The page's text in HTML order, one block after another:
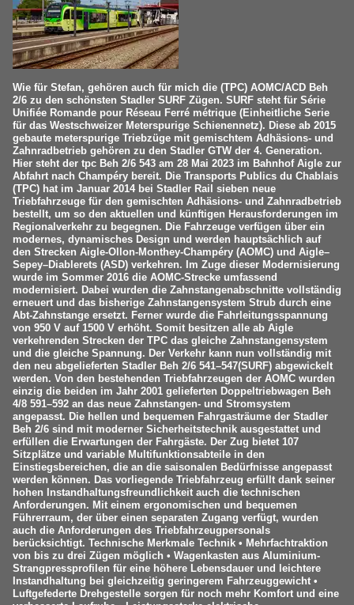
Wie für Stefan, gehören auch für mich die (TPC) AOMC/ACD Beh
2/6 zu den schönsten Stadler SURF Zügen. SURF steht für Série
Unifiée Romande pour Réseau Ferré métrique (Einheitliche Serie
für das Westschweizer Meterspurige Schienennetz). Diese ab 2015
gebaute meterspurige Triebzüge mit gemischtem Adhäsions- und
Zahnradbetrieb gehören zu den Stadler GTW der 4. Generation.
Hier steht der tpc Beh 2/6 543 am 28 Mai 2023 im Bahnhof Aigle zur
Abfahrt nach Champéry bereit. Die Transports Publics du Chablais
(TPC) hat im Januar 2014 bei Stadler Rail sieben neue
Triebfahrzeuge für den gemischten Adhäsions- und Zahnradbetrieb
bestellt, um so den aktuellen und künftigen Herausforderungen im
Regionalverkehr zu begegnen. Die Fahrzeuge verfügen über ein
modernes, dynamisches Design und werden hauptsächlich auf
den Strecken Aigle-Ollon-Monthey-Champéry (AOMC) und Aigle–
Sepey–Diablerets (ASD) verkehren. Im Zuge dieser Modernisierung
wurde im Sommer 2016 die AOMC-Strecke umfassend
modernisiert. Dabei wurden die Zahnstangenabschnitte vollständig
erneuert und das bisherige Zahnstangensystem Strub durch eine
Abt-Zahnstange ersetzt. Ferner wurde die Fahrleitungsspannung
von 950 V auf 1500 V erhöht. Somit besitzen alle ab Aigle
verkehrenden Strecken der TPC das gleiche Zahnstangensystem
und die gleiche Spannung. Der Verkehr kann nun vollständig mit
den neu abgelieferten Stadler Beh 2/6 541–547(SURF) abgewickelt
werden. Von den bestehenden Triebfahrzeugen der AOMC wurden
einzig die beiden im Jahr 2001 gelieferten Doppeltriebwagen Beh
4/8 591–592 an das neue Zahnstangen- und Stromsystem
angepasst. Die hellen und bequemen Fahrgasträume der Stadler
Beh 2/6 sind mit moderner Sicherheitstechnik ausgestattet und
erfüllen die Erwartungen der Fahrgäste. Der Zug bietet 107
Sitzplätze und variable Multifunktionsabteile in den
Einstiegsbereichen, die an die saisonalen Bedürfnisse angepasst
werden können. Das vorliegende Triebfahrzeug erfüllt dank seiner
hohen Instandhaltungsfreundlichkeit auch die technischen
Anforderungen. Mit einem ergonomischen und bequemen
Führerraum, der über einen separaten Zugang verfügt, wurden
auch die Anforderungen des Triebfahrzeugpersonals
berücksichtigt. Technische Merkmale Technik • Mehrfachtraktion
von bis zu drei Zügen möglich • Wagenkasten aus Aluminium-
Strangpressprofilen für eine höhere Lebensdauer und leichtere
Instandhaltung bei gleichzeitig geringerem Fahrzeuggewicht •
Luftgefederte Drehgestelle sorgen für noch mehr Komfort und eine